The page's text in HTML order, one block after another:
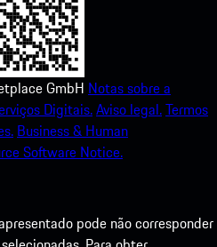
GmbH Notas sobre a
Digitais.Aviso legal.Termos
Business & Human
Software Notice.
pode não corresponder